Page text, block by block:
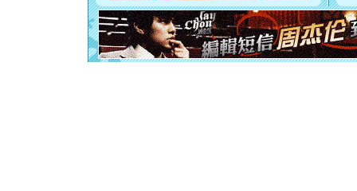
颜！冬去
道一声平
[春节]传
片叶子是
送你一棵